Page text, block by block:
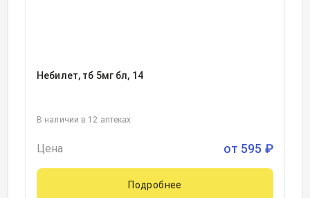
Небилет, тб 5мг бл, 14
В наличии в 12 аптеках
Цена от 595 ₽
Подробнее